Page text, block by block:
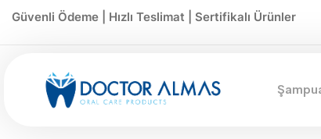
Güvenli Ödeme | Hızlı Teslimat | Sertifikalı Ürünler